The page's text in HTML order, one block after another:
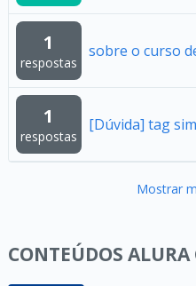
1
respostas
sobre o curso
1
respostas
[Dúvida] tag
Mostrar
CONTEÚDOS